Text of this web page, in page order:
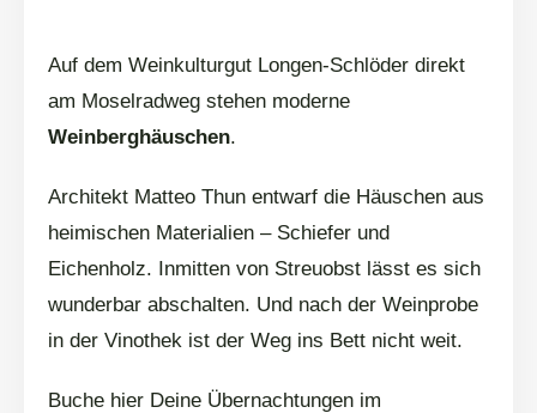
Auf dem Weinkulturgut Longen-Schlöder direkt
am Moselradweg stehen moderne
Weinberghäuschen.
Architekt Matteo Thun entwarf die Häuschen aus
heimischen Materialien – Schiefer und
Eichenholz. Inmitten von Streuobst lässt es sich
wunderbar abschalten. Und nach der Weinprobe
in der Vinothek ist der Weg ins Bett nicht weit.
Buche hier Deine Übernachtungen im